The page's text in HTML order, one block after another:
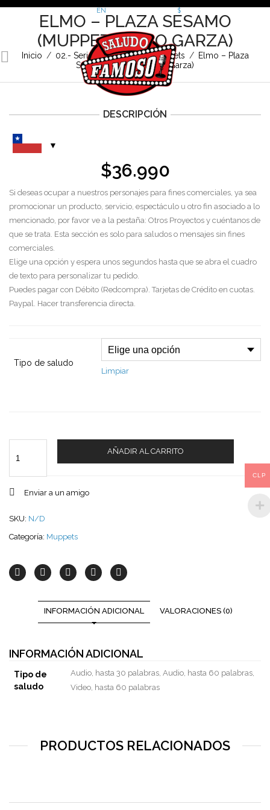
EN $
ELMO – PLAZA SESAMO
(MUPPET) (LALO GARZA)
Inicio / 02.- Series Animadas / Muppets / Elmo – Plaza
Sesamo (Muppet) (Lalo Garza)
DESCRIPCIÓN
$36.990
Si deseas ocupar a nuestros personajes para fines comerciales, ya sea
promocionar un producto, servicio, espectáculo u otro fin asociado a lo
mencionado, por favor ve a la pestaña: Otros Proyectos y cuéntanos de
que se trata. Esta sección es solo para saludos o mensajes sin fines
comerciales.
Elige una opción y espera unos segundos hasta que se abra el cuadro
de texto para personalizar tu pedido.
Puedes pagar con Débito (Redcompra). Tarjetas de Crédito en cuotas.
Paypal. Hacer transferencia directa.
Tipo de saludo
Limpiar
AÑADIR AL CARRITO
Enviar a un amigo
SKU: N/D
Categoría: Muppets
INFORMACIÓN ADICIONAL VALORACIONES (0)
INFORMACIÓN ADICIONAL
Tipo de
saludo
Audio, hasta 30 palabras, Audio, hasta 60 palabras,
Video, hasta 60 palabras
PRODUCTOS RELACIONADOS
CLP